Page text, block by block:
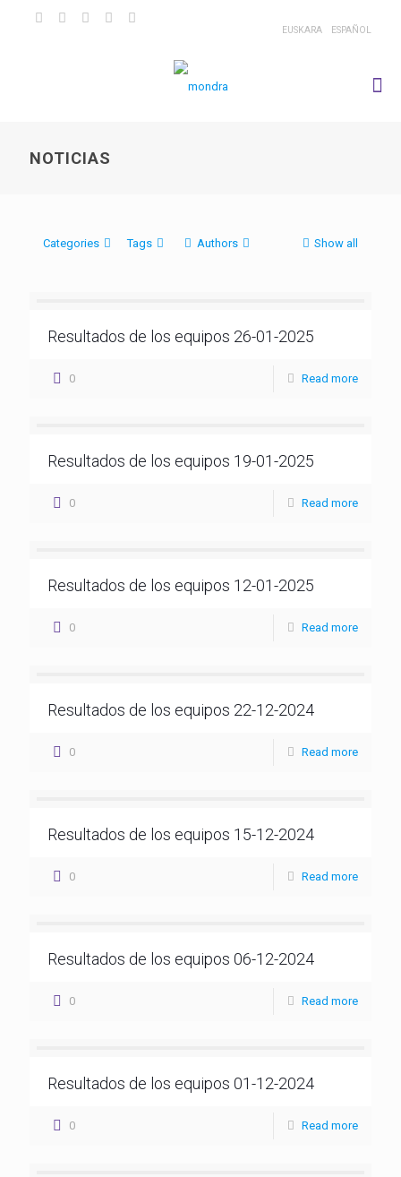
EUSKARA ESPAÑOL
NOTICIAS
Categories Tags Authors Show all
Resultados de los equipos 26-01-2025
0 Read more
Resultados de los equipos 19-01-2025
0 Read more
Resultados de los equipos 12-01-2025
0 Read more
Resultados de los equipos 22-12-2024
0 Read more
Resultados de los equipos 15-12-2024
0 Read more
Resultados de los equipos 06-12-2024
0 Read more
Resultados de los equipos 01-12-2024
0 Read more